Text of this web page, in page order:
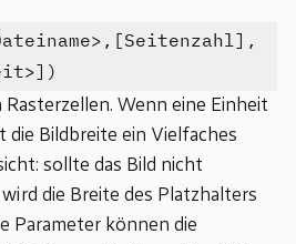
Rasterzellen. Wenn eine Einheit
die Bildbreite ein Vielfaches
sollte das Bild nicht
die Breite des Platzhalters
Parameter können die